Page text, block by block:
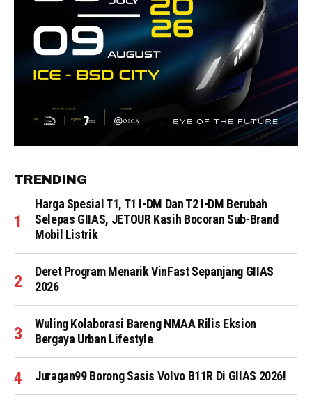
TRENDING
Harga Spesial T1, T1 I-DM Dan T2 I-DM Berubah
Selepas GIIAS, JETOUR Kasih Bocoran Sub-Brand
Mobil Listrik
Deret Program Menarik VinFast Sepanjang GIIAS
2026
Wuling Kolaborasi Bareng NMAA Rilis Eksion
Bergaya Urban Lifestyle
Juragan99 Borong Sasis Volvo B11R Di GIIAS 2026!